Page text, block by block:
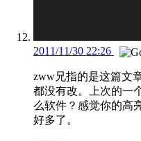
2011/11/30 22:26
zww兄指的是这篇文
都没有改。上次的一
么软件？感觉你的高
好多了。